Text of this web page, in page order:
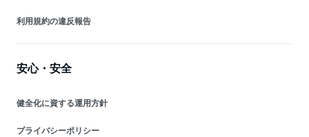
利用規約の違反報告
安心・安全
健全化に資する運用方針
プライバシーポリシー